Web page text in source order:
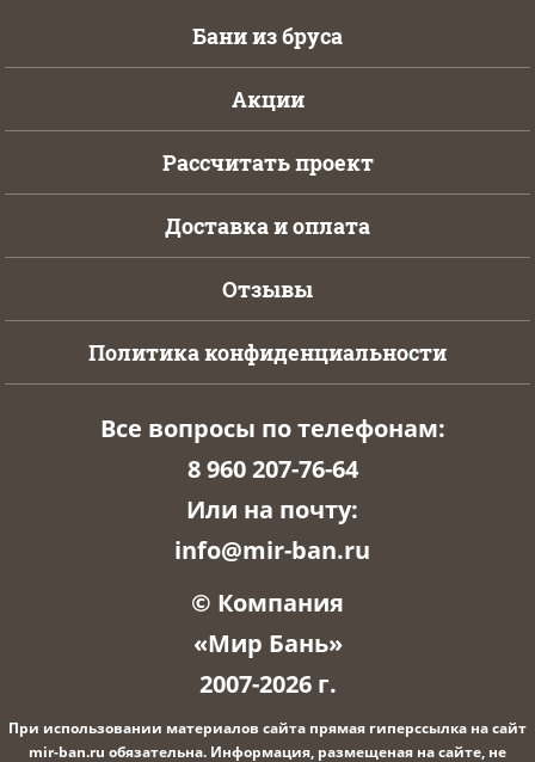
Бани из бруса
Акции
Рассчитать проект
Доставка и оплата
Отзывы
Политика конфиденциальности
Все вопросы по телефонам:
8 960 207-76-64
Или на почту:
info@mir-ban.ru
© Компания
«Мир Бань»
2007-2026 г.
При использовании материалов сайта прямая гиперссылка на сайт
mir-ban.ru обязательна. Информация, размещеная на сайте, не